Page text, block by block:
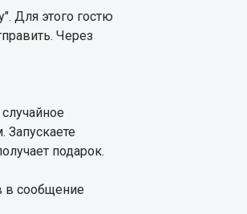
Для этого гостю
Через
Запускаете
подарок.
в сообщение